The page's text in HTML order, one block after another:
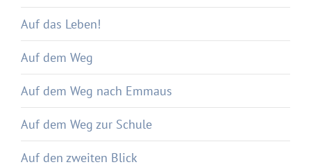
Auf das Leben!
Auf dem Weg
Auf dem Weg nach Emmaus
Auf dem Weg zur Schule
Auf den zweiten Blick